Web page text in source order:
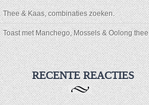
Thee & Kaas, combinaties zoeken.
Toast met Manchego, Mossels & Oolong thee
RECENTE REACTIES